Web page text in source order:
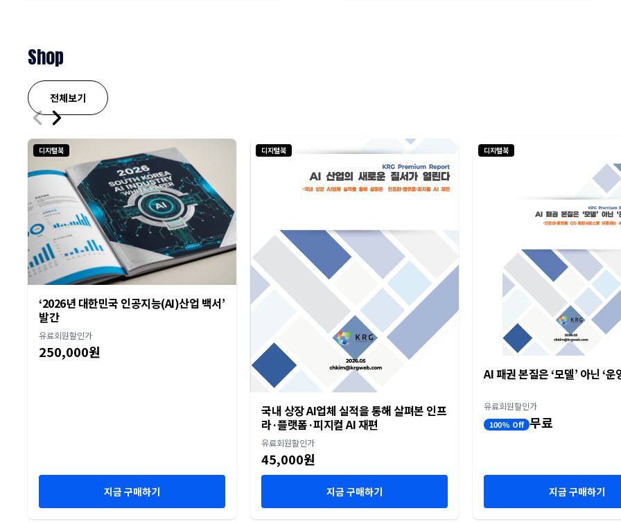
Shop
전체보기
디지털북
‘2026년 대한민국 인공지능(AI)산업 백서’
발간
유료회원할인가
250,000원
지금 구매하기
디지털북
국내 상장 AI업체 실적을 통해 살펴본 인프
라·플랫폼·피지컬 AI 재편
유료회원할인가
45,000원
지금 구매하기
디지털북
AI 패권 본질은 ‘모델’ 아닌 ‘운
유료회원할인가
100% Off 무료
지금 구매하기